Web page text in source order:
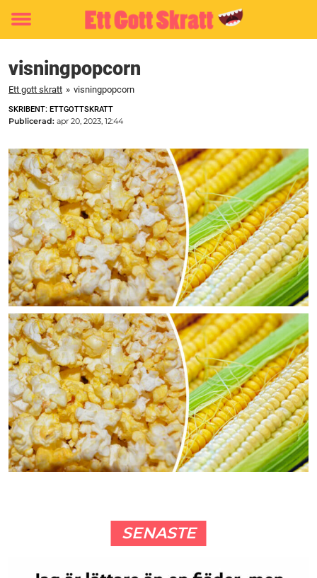
Toggle
visningpopcorn
Ett gott skratt » visningpopcorn
SKRIBENT: ETTGOTTSKRATT
Publicerad: apr 20, 2023, 12:44
SENASTE